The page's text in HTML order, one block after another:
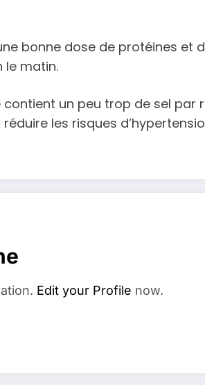
bonne dose de protéines et
le matin.
un peu trop de sel
les risques
Edit your Profile now.